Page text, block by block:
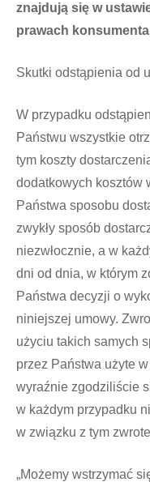
znajdują się w
prawach
Skutki odstąpienia od
W przypadku
Państwu wszystkie
tym koszty
dodatkowych kosztów
Państwa sposobu
zwykły sposób
niezwłocznie, a w
dni od dnia, w którym
Państwa decyzji o
niniejszej umowy.
użyciu takich samych
przez Państwa użyte
wyraźnie zgodziliście
w każdym przypadku
w związku z tym
„Możemy wstrzymać